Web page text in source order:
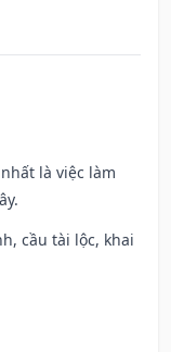
là việc làm
cầu tài lộc, khai